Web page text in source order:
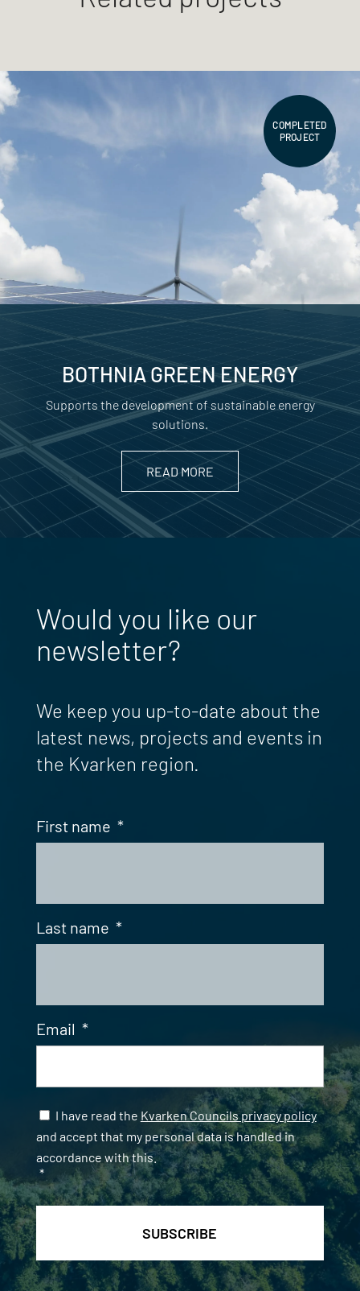
COMPLETED
PROJECT
BOTHNIA GREEN ENERGY
Supports the development of sustainable energy
solutions.
READ MORE
Would you like our
newsletter?
We keep you up-to-date about the
latest news, projects and events in
the Kvarken region.
First name *
Last name *
Email *
Samtycke *
I have read the Kvarken Councils privacy policy
and accept that my personal data is handled in
accordance with this.
*